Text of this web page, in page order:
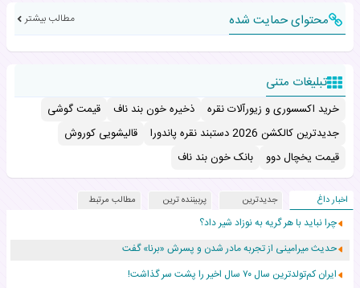
محتوای حمایت شده مطالب بیشتر
تبلیغات متنی
خرید اکسسوری و زیورآلات نقره ذخیره خون بند ناف
قیمت گوشی
جدیدترین کالکشن 2026 دستبند نقره پاندورا
قالیشویی کوروش
قیمت یخچال دوو
بانک خون بند ناف
اخبار داغ جدیدترین پربیننده ترین مطالب مرتبط
چرا نباید با هر گریه به نوزاد شیر داد؟
حدیث میرامینی از تجربه مادر شدن و پسرش «برنا» گفت
ایران کم‌تولدترین سال ۷۰ سال اخیر را پشت سر گذاشت!